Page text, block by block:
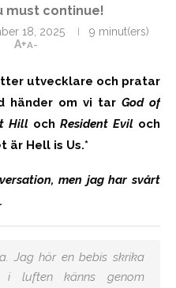
must continue!
18, 2025
9 minut(ers)
A+A-
utvecklare och pratar
händer om vi tar God of
Hilloch Resident Eviloch
är Hell is Us.*
men jag har svårt
Jag hör en bebis skrika
i luften känns genom